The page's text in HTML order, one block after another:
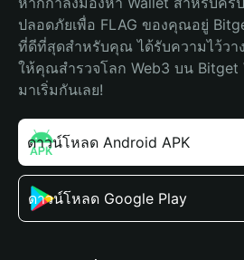
ปลอดภัยเพื่อ FLAG ของคุณอยู่
ที่ดีที่สุดสำหรับคุณ ได้รับความไว้วา
ให้คุณสำรวจโลก Web3 บน Bitget
มาเริ่มกันเลย!
ดาวน์โหลด Android APK
ดาวน์โหลด Google Play